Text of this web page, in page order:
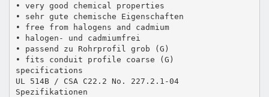
• very good chemical properties
• sehr gute chemische Eigenschaften
• free from halogens and cadmium
• halogen- und cadmiumfrei
• passend zu Rohrprofil grob (G)
• fits conduit profile coarse (G)
specifications
UL 514B / CSA C22.2 No. 227.2.1-04
Spezifikationen